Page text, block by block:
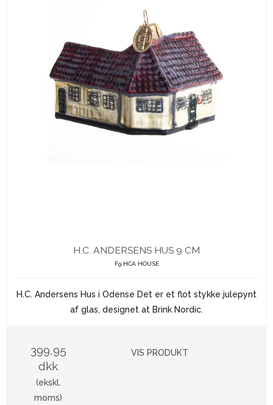
H.C. ANDERSENS HUS 9 CM
F9 HCA HOUSE
H.C. Andersens Hus i Odense Det er et flot stykke julepynt
af glas, designet at Brink Nordic.
399,95
dkk
(ekskl.
moms)
VIS PRODUKT